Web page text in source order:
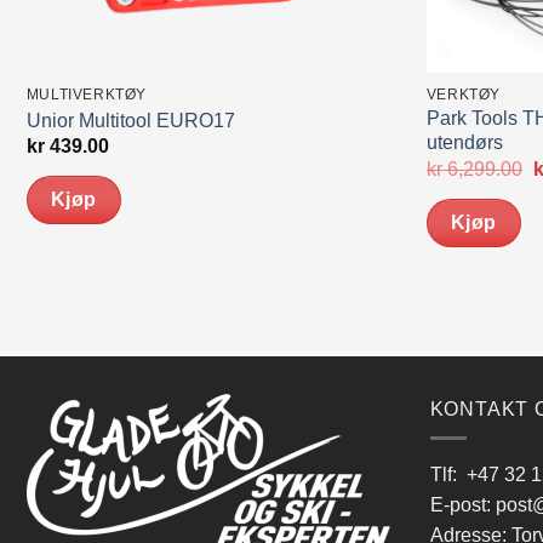
MULTIVERKTØY
Unior Multitool EURO17
kr439.00
Kjøp
VERKTØY
Park Tools
utendørs
kr6,299.00
Kjøp
KONTAKT
Tlf: +47 32
E-post:
Adresse: